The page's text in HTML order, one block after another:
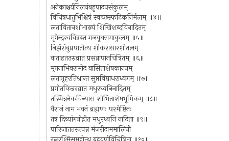
अनेकाश्चर्यनिलयंबहुपादपसंकुलम्
विचित्रधातुभिश्चित्रं स्वच्छस्फटिकनिर्मलम् ॥४॥
लतावितानशोभाढ्यं शिखिशब्दविनादितम्
मृगेन्द्ररववित्रस्त गजयूथसमाकुलम् ॥५॥
निर्झरांबुप्रपातोत्थ शीकरासारशीतलम्
वाताहततरुव्रात प्रसन्नापानचित्रितम् ॥६॥
मृगनाभिवरामोद वासिताशेषकाननम्
लतागृहरतिश्रान्त सुप्तविद्याधराध्वगम् ॥७॥
प्रगीतकिन्नरव्रात मधुरध्वनिनादितम्
तस्मिन्ननेकविन्यास शोभिताशेषभूमिकम् ॥८॥
वैराजं नाम भवनं ब्रह्मणः परमेष्ठिनः
तत्र दिव्यांगनोद्गीत मधुरध्वनि नादिता ॥९॥
पारिजाततरूत्पन्न मंजरीदाममालिनी